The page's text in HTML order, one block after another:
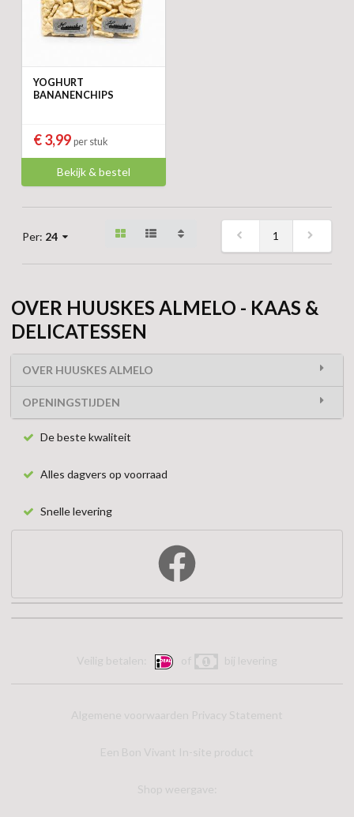
YOGHURT
BANANENCHIPS
€ 3,99 per stuk
Bekijk & bestel
Per: 24 1
OVER HUUSKES ALMELO - KAAS &
DELICATESSEN
OVER HUUSKES ALMELO
OPENINGSTIJDEN
De beste kwaliteit
Alles dagvers op voorraad
Snelle levering
Veilig betalen: of bij levering
Algemene voorwaarden Privacy Statement
Een Bon Vivant In-site product
Shop weergave: